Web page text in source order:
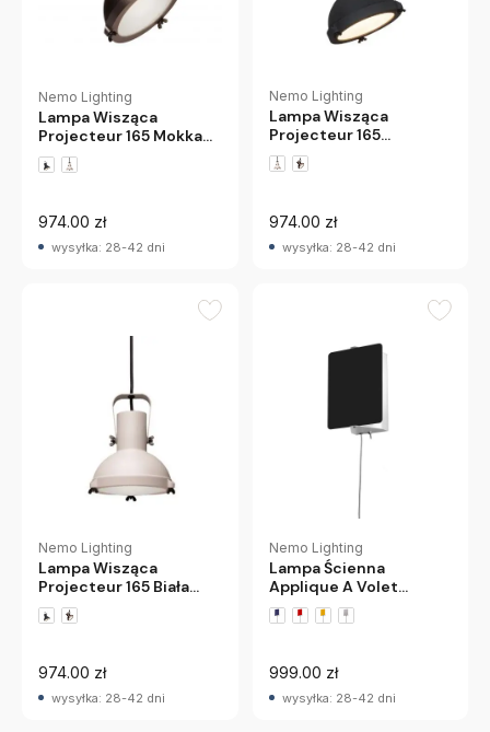
Nemo Lighting
Lampa Wisząca
Projecteur 165 Mokka
Nemo
974.00 zł
wysyłka: 28-42 dni
Nemo Lighting
Lampa Wisząca
Projecteur 165
Granatowa Nemo
974.00 zł
wysyłka: 28-42 dni
Nemo Lighting
Lampa Wisząca
Projecteur 165 Biała
Nemo
974.00 zł
wysyłka: 28-42 dni
Nemo Lighting
Lampa Ścienna
Applique A Volet
Pivotant E14 Czarna
Nemo
999.00 zł
wysyłka: 28-42 dni